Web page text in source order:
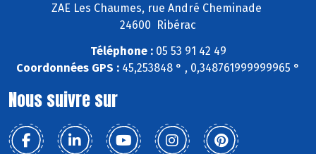
ZAE Les Chaumes, rue André Cheminade
24600 Ribérac
Téléphone :05 53 91 42 49
Coordonnées GPS : 45,253848 ° , 0,348761999999965 °
Nous suivre sur